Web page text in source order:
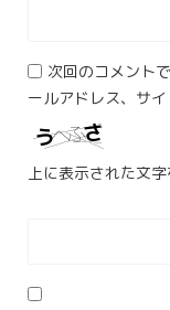
次回のコメント
ールアドレス、サイ
上に表示された文